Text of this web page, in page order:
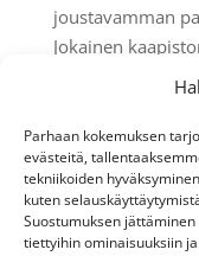
Parhaan kokemuksen
evästeitä,
tekniikoiden
kuten
Suostumuksen
tiettyihin ominaisuuksiin
joustavamman
Jokainen
kotiisi ja
Kotimainen
kuljetusmatkoja,